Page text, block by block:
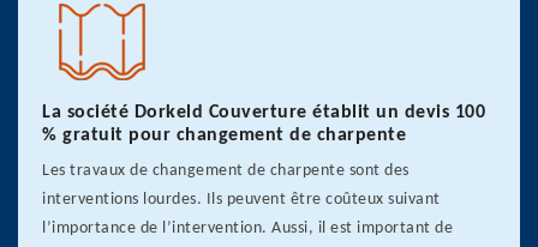
La société Dorkeld Couverture établit un devis 100
% gratuit pour changement de charpente
Les travaux de changement de charpente sont des
interventions lourdes. Ils peuvent être coûteux suivant
l’importance de l’intervention. Aussi, il est important de